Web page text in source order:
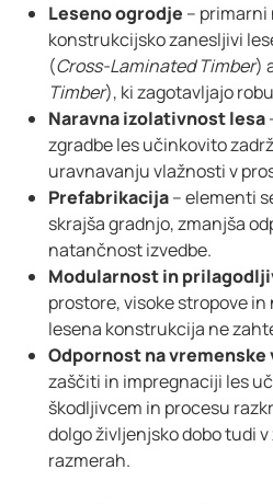
Leseno ogrodje –
konstrukcijsko zanesljivi
(Cross-Laminated Timber)
Timber), ki zagotavljajo
Naravna izolativnost lesa
zgradbe les učinkovito
uravnavanju vlažnosti v
Prefabrikacija– elementi
skrajša gradnjo, zmanjša
natančnost izvedbe.
Modularnost in
prostore, visoke stropove
lesena konstrukcija ne
Odpornost na vremenske
zaščiti in impregnaciji les
škodljivcem in procesu
dolgo življenjsko dobo tudi
razmerah.